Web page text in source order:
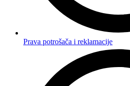
Prava potrošača i reklamacije